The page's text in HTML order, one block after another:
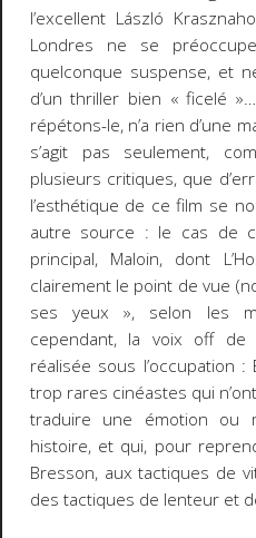
l’excellent László
Londres ne se
quelconque suspense, et
d’unthriller bien « ficelé
répétons-le, n’a rien d’une
s’agit pas seulement,
plusieurs critiques, que
l’esthétique de ce film se
autre source : le cas de
principal, Maloin, dont
clairement le point de vue
ses yeux », selon les
cependant, la voix off de
réalisée sous l’occupation
trop rares cinéastes qui
traduire une émotion ou
histoire, et qui, pour
Bresson, aux tactiques de
des tactiques de lenteur et